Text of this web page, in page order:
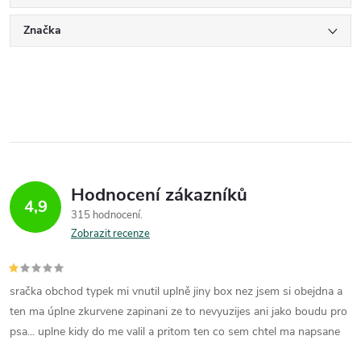
Značka
4,9 Hodnocení zákazníků
315 hodnocení
Zobrazit recenze
sračka obchod typek mi vnutil uplně jiny box nez jsem si obejdna a
ten ma úplne zkurvene zapinani ze to nevyuzijes ani jako boudu pro
psa... uplne kidy do me valil a pritom ten co sem chtel ma napsane